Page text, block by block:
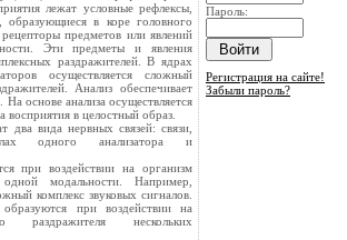
лежат условные рефлексы,
образующиеся в коре головного
предметов или явлений
Эти предметы и явления
раздражителей. В ядрах
осуществляется сложный
Анализ обеспечивает
основе анализа осуществляется
восприятия в целостный образ.
два вида нервных связей: связи,
одного анализатора и
при воздействии на организм
модальности. Например,
комплекс звуковых сигналов.
при воздействии на
раздражителя нескольких
Пароль:
Регистрация на сайте!
Забыли пароль?